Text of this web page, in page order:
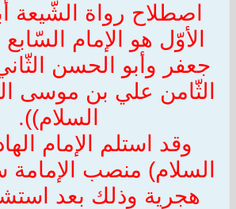
اصطلاح رواة الشّيعة
الأوّل هو الإمام
جعفر وأبو الحسن
الثّامن علي بن موسى
السلام)).
وقد استلم الإمام
هجرية وذلك بعد